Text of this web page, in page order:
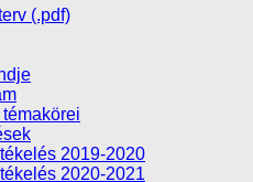
(.pdf)
2019-2020
2020-2021